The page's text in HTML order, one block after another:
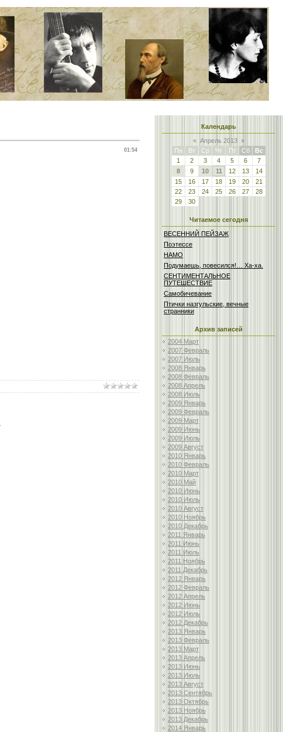
01:54
Календарь
« Апрель 2013 »
Пн
Вт Ср Чт Пт Сб
Вс
1
2 3 4 5 6
7
8
9 10 11 12 13
14
15
16 17 18 19 20
21
22
23 24 25 26 27
28
29
30
Читаемое сегодня
ВЕСЕННИЙ ПЕЙЗАЖ
Поэтессе
НАМО
Подумаешь, повесился!… Ха-ха.
СЕНТИМЕНТАЛЬНОЕ
ПУТЕШЕСТВИЕ
Самобичевание
Птички назгульские, вечные
странники
Архив записей
2004 Март
2007 Февраль
2007 Июль
2008 Январь
2008 Февраль
2008 Апрель
2008 Июль
2009 Январь
2009 Февраль
2009 Март
2009 Июнь
2009 Июль
2009 Август
2010 Январь
2010 Февраль
2010 Март
2010 Май
2010 Июнь
2010 Июль
2010 Август
2010 Ноябрь
2010 Декабрь
2011 Январь
2011 Июнь
2011 Июль
2011 Ноябрь
2011 Декабрь
2012 Январь
2012 Февраль
2012 Апрель
2012 Июнь
2012 Июль
2012 Декабрь
2013 Январь
2013 Февраль
2013 Март
2013 Апрель
2013 Июнь
2013 Июль
2013 Август
2013 Сентябрь
2013 Октябрь
2013 Ноябрь
2013 Декабрь
2014 Январь